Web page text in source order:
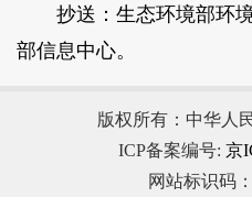
抄送：生态环境部环境
部信息中心。
版权所有：中华人
ICP备案编号: 京
网站标识码